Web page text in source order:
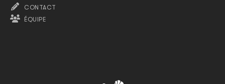
CONTACT
ÉQUIPE